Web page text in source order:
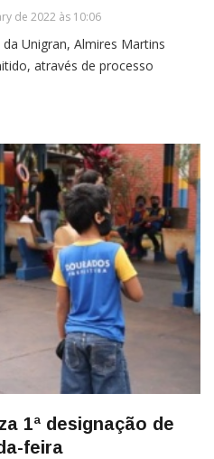
de 2022 às 10:06
Unigran, Almires Martins
através de processo
1ª designação de
feira